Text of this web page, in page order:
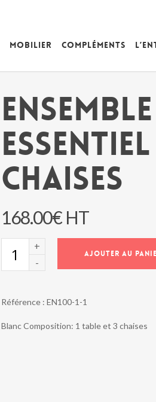
Mobilier Compléments
CHAISES
168.00€ HT
ENSEMBLE
1
+
AJOUTER AU
Référence : EN100-1-1
Blanc Composition: 1 table et 3 chaises